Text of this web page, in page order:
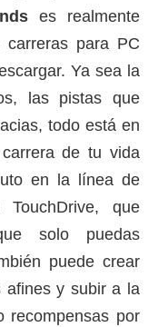
es realmente
para PC
Ya sea la
las pistas que
todo está en
de tu vida
en la línea de
TouchDrive, que
solo puedas
puede crear
afines y subir a la
recompensas por